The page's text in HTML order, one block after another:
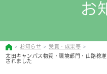
お
お知らせ
受賞・成果等
太田キャンパス物質・環境部門・山路稔
されました